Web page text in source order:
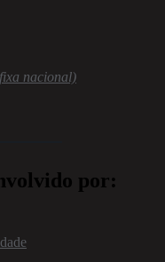
nacional)
por: